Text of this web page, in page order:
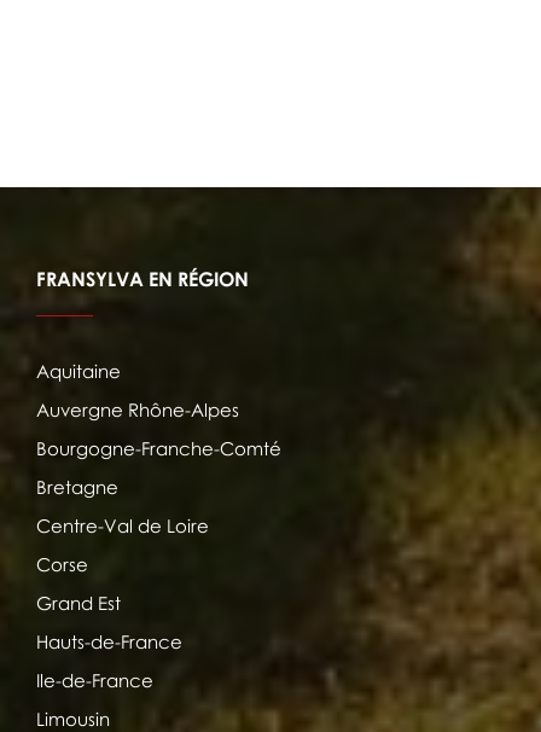
FRANSYLVA EN RÉGION
Aquitaine
Auvergne Rhône-Alpes
Bourgogne-Franche-Comté
Bretagne
Centre-Val de Loire
Corse
Grand Est
Hauts-de-France
Ile-de-France
Limousin